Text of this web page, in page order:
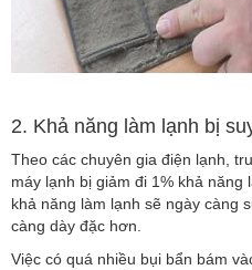
2. Khả năng làm lạnh bị
Theo các chuyên gia điện lạnh,
máy lạnh bị giảm đi 1% khả năng
khả năng làm lạnh sẽ ngày càng
càng dày đặc hơn.
Việc có quá nhiều bụi bẩn bám